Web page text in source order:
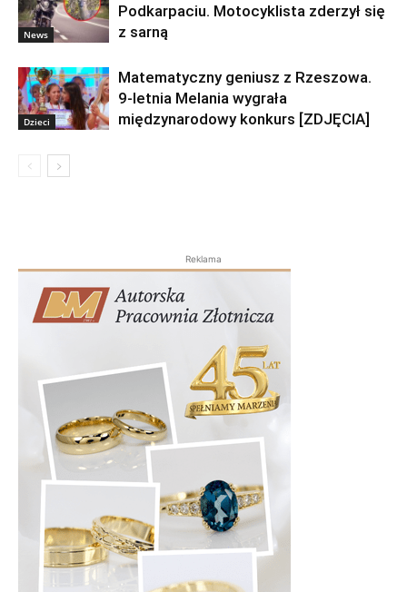
News
Podkarpaciu. Motocyklista zderzył się
z sarną
Dzieci
Matematyczny geniusz z Rzeszowa.
9-letnia Melania wygrała
międzynarodowy konkurs [ZDJĘCIA]
Reklama